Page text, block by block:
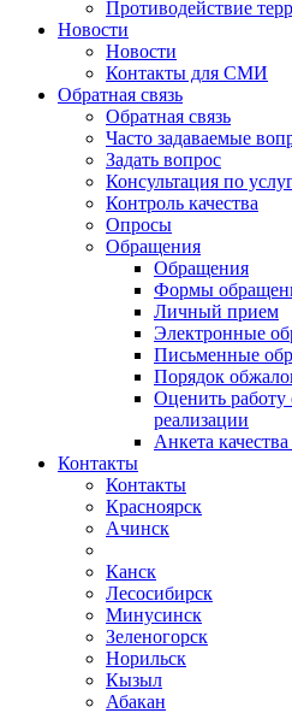
Противодействие
Новости
Новости
Контакты для СМИ
Обратная связь
Обратная связь
Часто задаваемые
Задать вопрос
Консультация по
Контроль качества
Опросы
Обращения
Обращения
Формы
Личный прием
Электронные
Письменные
Порядок
Оценить работу
реализации
Анкета
Контакты
Контакты
Красноярск
Ачинск
Канск
Лесосибирск
Минусинск
Зеленогорск
Норильск
Кызыл
Абакан